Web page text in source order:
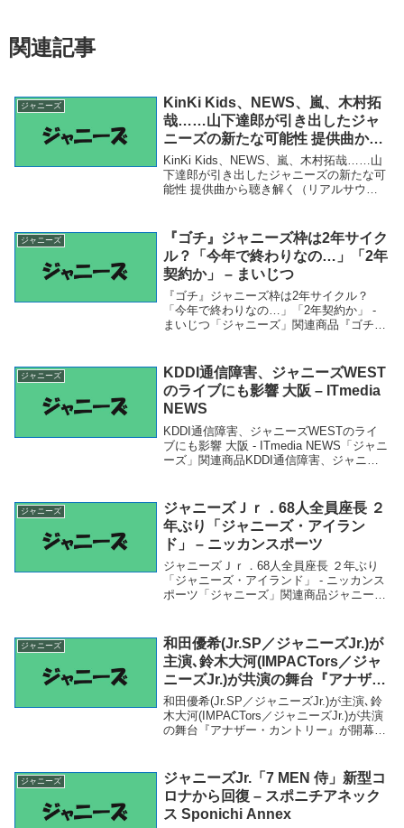
関連記事
ジャニーズ
KinKi Kids、NEWS、嵐、木村拓
哉……山下達郎が引き出したジャ
ニーズの新たな可能性 提供曲から
聴き解く（リアルサウンド） –
Yahoo!ニュース – Yahoo!ニュー
ス
KinKi Kids、NEWS、嵐、木村拓哉……山
下達郎が引き出したジャニーズの新たな可
能性 提供曲から聴き解く（リアルサウン
NEWS、嵐、...
ジャニーズ
『ゴチ』ジャニーズ枠は2年サイク
ル？「今年で終わりなの…」「2年
契約か」 – まいじつ
『ゴチ』ジャニーズ枠は2年サイクル？
「今年で終わりなの…」「2年契約か」 -
まいじつ「ジャニーズ」関連商品『ゴチ』
『ゴチ』ジャニーズ枠は2年サイクル？
「今年で...
ジャニーズ
KDDI通信障害、ジャニーズWEST
のライブにも影響 大阪 – ITmedia
NEWS
KDDI通信障害、ジャニーズWESTのライ
ブにも影響 大阪 - ITmedia NEWS「ジャニ
ーズ」関連商品KDDI通信障害、ジャニー
のラ...
ジャニーズ
ジャニーズＪｒ．68人全員座長 ２
年ぶり「ジャニーズ・アイラン
ド」 – ニッカンスポーツ
ジャニーズＪｒ．68人全員座長 ２年ぶり
「ジャニーズ・アイランド」 - ニッカンス
ポーツ「ジャニーズ」関連商品ジャニーズ
ニーズＪｒ．68人全員座長 ２年ぶり...
ジャニーズ
和田優希(Jr.SP／ジャニーズJr.)が
主演､鈴木大河(IMPACTors／ジャ
ニーズJr.)が共演の舞台『アナザ
ー・カントリー』が開幕！囲み会
見コメント＆多和田任益らも出演
のゲネプロ舞台写真UP – スマート
和田優希(Jr.SP／ジャニーズJr.)が主演､鈴
木大河(IMPACTors／ジャニーズJr.)が共演
の舞台『アナザー・カントリー』が開幕！
「ジャニーズ」関連商...
ジャニーズ
ジャニーズJr.「7 MEN 侍」新型コ
ロナから回復 – スポニチアネック
ス Sponichi Annex